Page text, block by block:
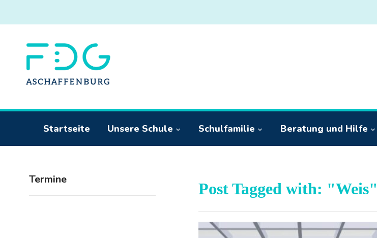
Startseite Unsere Schule Schulfamilie Beratung und Hilfe
Termine
Post Tagged with: "Weis"